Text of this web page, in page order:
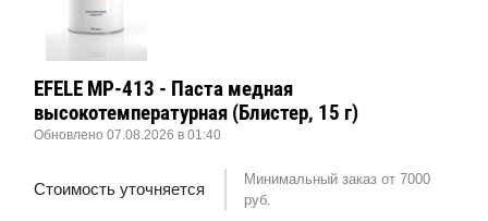
EFELE MP-413 - Паста медная
высокотемпературная (Блистер, 15 г)
Обновлено 07.08.2026 в 01:40
Стоимость уточняется
Минимальный заказ от 7000
руб.